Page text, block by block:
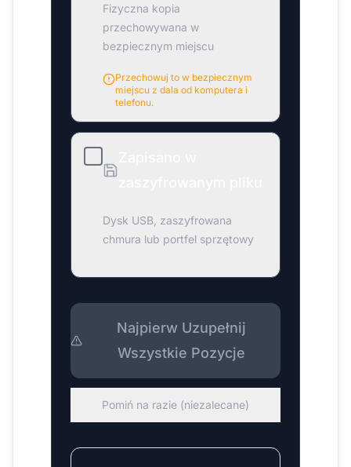
Fizyczna kopia
przechowywana w
bezpiecznym miejscu
Przechowuj to w bezpiecznym
miejscu z dala od komputera i
telefonu.
Dysk USB, zaszyfrowana
chmura lub portfel sprzętowy
Najpierw Uzupełnij
Wszystkie Pozycje
Pomiń na razie (niezalecane)